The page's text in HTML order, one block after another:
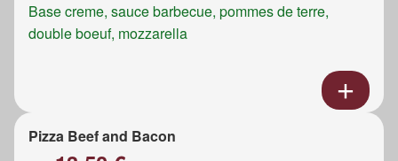
Base creme, sauce barbecue, pommes de terre,
double boeuf, mozzarella
Pizza Beef and Bacon